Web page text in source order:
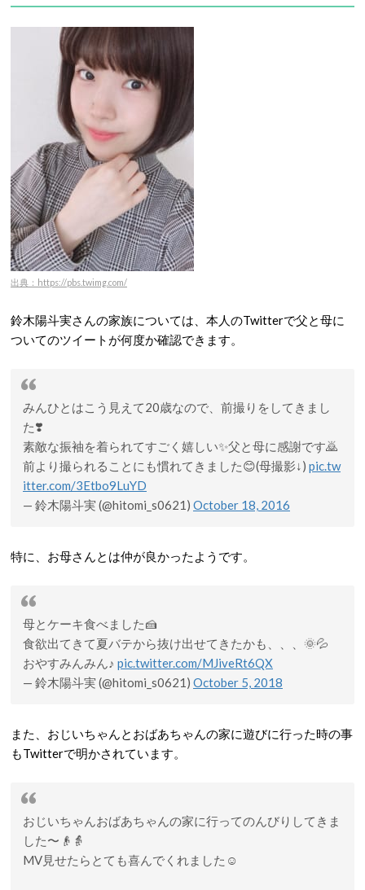
出典：https://pbs.twimg.com/
鈴木陽斗実さんの家族については、本人のTwitterで父と母に
ついてのツイートが何度か確認できます。
みんひとはこう見えて20歳なので、前撮りをしてきまし
た❣️
素敵な振袖を着られてすごく嬉しい✨父と母に感謝です🙇
前より撮られることにも慣れてきました😊(母撮影↓) pic.tw
itter.com/3Etbo9LuYD
— 鈴木陽斗実 (@hitomi_s0621) October 18, 2016
特に、お母さんとは仲が良かったようです。
母とケーキ食べました🍰
食欲出てきて夏バテから抜け出せてきたかも、、、🌞💦
おやすみんみん♪ pic.twitter.com/MJiveRt6QX
— 鈴木陽斗実 (@hitomi_s0621) October 5, 2018
また、おじいちゃんとおばあちゃんの家に遊びに行った時の事
もTwitterで明かされています。
おじいちゃんおばあちゃんの家に行ってのんびりしてきま
した〜👴👵
MV見せたらとても喜んでくれました☺️